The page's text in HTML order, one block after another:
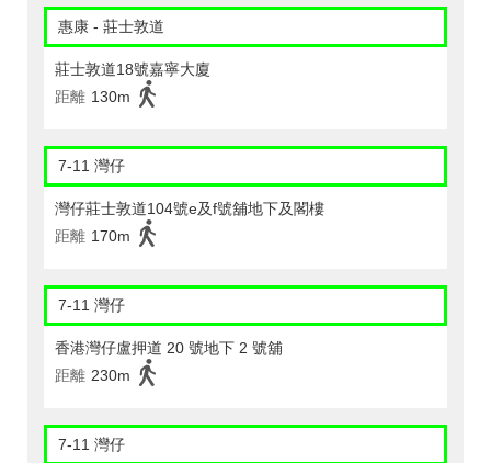
惠康 - 莊士敦道
莊士敦道18號嘉寧大廈
距離 130m
7-11 灣仔
灣仔莊士敦道104號e及f號舖地下及閣樓
距離 170m
7-11 灣仔
香港灣仔盧押道 20 號地下 2 號舖
距離 230m
7-11 灣仔